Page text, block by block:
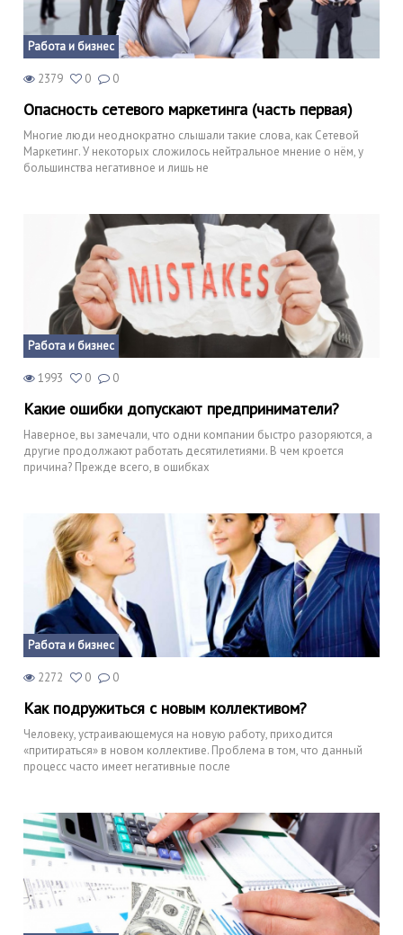
Работа и бизнес
2379 0 0
Опасность сетевого маркетинга (часть первая)
Многие люди неоднократно слышали такие слова, как Сетевой
Маркетинг. У некоторых сложилось нейтральное мнение о нём, у
большинства негативное и лишь не
Работа и бизнес
1993 0 0
Какие ошибки допускают предприниматели?
Наверное, вы замечали, что одни компании быстро разоряются, а
другие продолжают работать десятилетиями. В чем кроется
причина? Прежде всего, в ошибках
Работа и бизнес
2272 0 0
Как подружиться с новым коллективом?
Человеку, устраивающемуся на новую работу, приходится
«притираться» в новом коллективе. Проблема в том, что данный
процесс часто имеет негативные после